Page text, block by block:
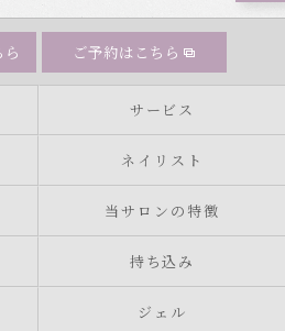
ご予約はこちら
サービス
ネイリスト
当サロンの特徴
持ち込み
ジェル